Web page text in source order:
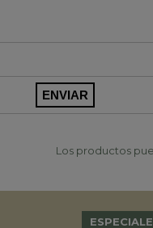
Los productos